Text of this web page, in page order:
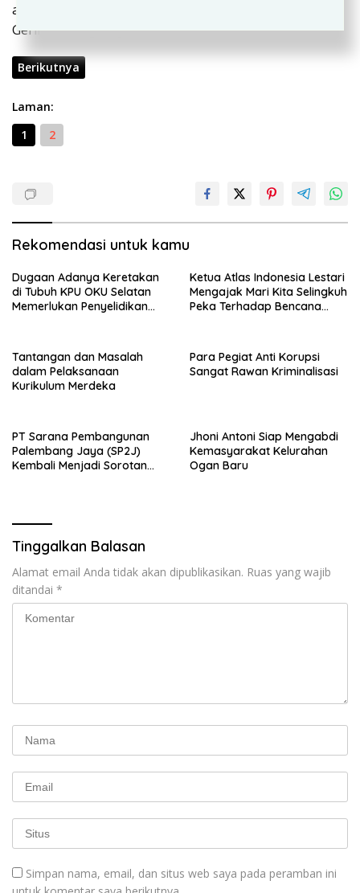
adalah juklak dari dewan pimpinan pusat partai
Gerindra,” tegasnya
Berikutnya
Laman:
1
2
Rekomendasi untuk kamu
Dugaan Adanya Keretakan
di Tubuh KPU OKU Selatan
Memerlukan Penyelidikan
Ketua Atlas Indonesia Lestari
Mengajak Mari Kita Selingkuh
Peka Terhadap Bencana
Tantangan dan Masalah
dalam Pelaksanaan
Kurikulum Merdeka
Para Pegiat Anti Korupsi
Sangat Rawan Kriminalisasi
PT Sarana Pembangunan
Palembang Jaya (SP2J)
Kembali Menjadi Sorotan
Jhoni Antoni Siap Mengabdi
Kemasyarakat Kelurahan
Ogan Baru
Tinggalkan Balasan
Alamat email Anda tidak akan dipublikasikan. Ruas yang wajib
ditandai *
Simpan nama, email, dan situs web saya pada peramban ini